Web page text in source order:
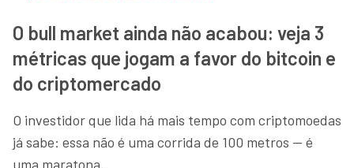
O bull market ainda não acabou: veja 3
métricas que jogam a favor do bitcoin e
do criptomercado
O investidor que lida há mais tempo com criptomoedas
já sabe: essa não é uma corrida de 100 metros — é
uma maratona.